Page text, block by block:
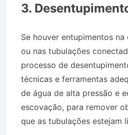
3.
Se houver entupimentos
ou nas tubulações
processo de
técnicas e ferramentas
de água de alta pressão e
escovação, para remover
que as tubulações estejam